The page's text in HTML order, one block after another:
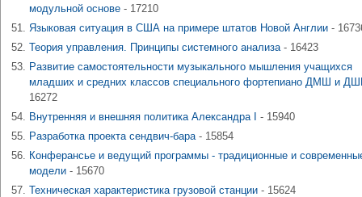
модульной основе - 17210
Языковая ситуация в США на примере штатов Новой Англии -
Теория управления. Принципы системного анализа- 16423
Развитие самостоятельности музыкального мышления учащихся
младших и средних классов специального фортепиано ДМШ и
16272
Внутренняя и внешняя политика Александра I
- 15940
Разработка проекта сендвич-бара- 15854
Конферансье и ведущий программы - традиционные и
модели - 15670
Техническая характеристика грузовой станции - 15624